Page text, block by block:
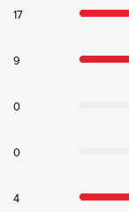
17
9
0
0
4